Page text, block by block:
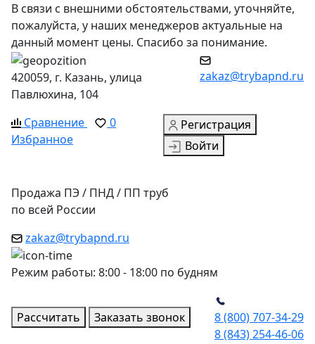
В связи с внешними обстоятельствами, уточняйте,
пожалуйста, у наших менеджеров актуальные на
данный момент цены. Спасибо за понимание.
420059, г. Казань, улица
Павлюхина, 104
zakaz@trybapnd.ru
Сравнение
0
Избранное
Регистрация
Войти
Продажа ПЭ / ПНД / ПП труб
по всей России
zakaz@trybapnd.ru
Режим работы: 8:00 - 18:00 по будням
Рассчитать Заказать звонок
8 (800) 707-34-29
8 (843) 254-46-06